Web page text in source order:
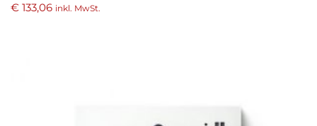
€ 133,06 inkl. MwSt.